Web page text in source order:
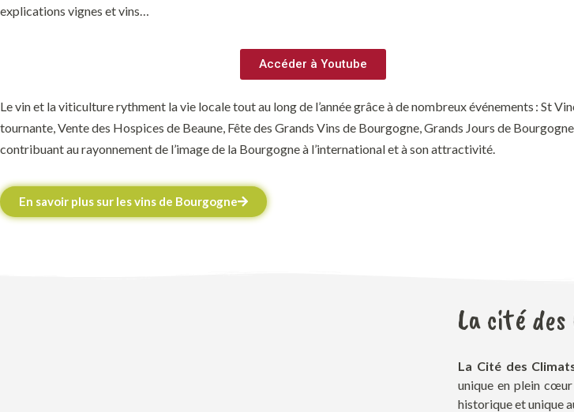
explications vignes et vins…
Accéder à Youtube
Le vin et la viticulture rythment la vie locale tout au long de l’année grâce à de nombreux événements : St
tournante, Vente des Hospices de Beaune, Fête des Grands Vins de Bourgogne, Grands Jours de
contribuant au rayonnement de l’image de la Bourgogne à l’international et à son attractivité.
En savoir plus sur les vins de Bourgogne
La cité
La Cité des
unique en plein
historique et unique